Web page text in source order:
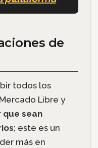
de
todos los
Libre y
que sean
; este es un
más en